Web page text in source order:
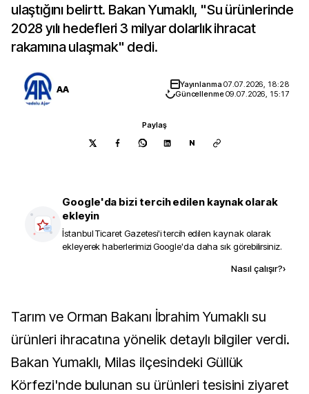
ulaştığını belirtt. Bakan Yumaklı, "Su ürünlerinde
2028 yılı hedefleri 3 milyar dolarlık ihracat
rakamına ulaşmak" dedi.
AA Yayınlanma07.07.2026, 18:28
Güncellenme09.07.2026, 15:17
Paylaş
N
Google'da bizi tercih edilen kaynak olarak
ekleyin
İstanbul Ticaret Gazetesi'i tercih edilen kaynak olarak
ekleyerek haberlerimizi Google'da daha sık görebilirsiniz.
Nasıl çalışır?›
Tarım ve Orman Bakanı İbrahim Yumaklı su
ürünleri ihracatına yönelik detaylı bilgiler verdi.
Bakan Yumaklı, Milas ilçesindeki Güllük
Körfezi'nde bulunan su ürünleri tesisini ziyaret